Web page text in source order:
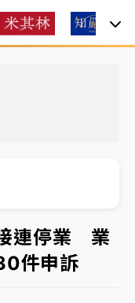
預約開賣一度塞車
抗告成功 今重開羈
天 「紅到發紫」降
連停業 業
件申訴